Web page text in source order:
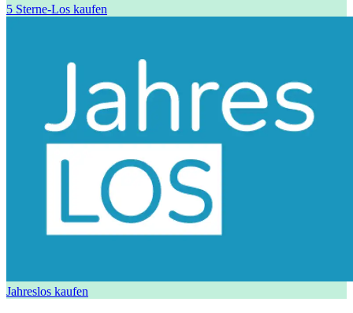
5 Sterne-Los kaufen
Jahreslos kaufen